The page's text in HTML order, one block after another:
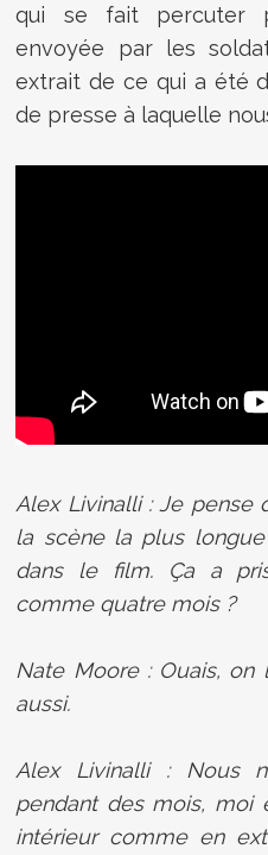
qui se fait percuter
envoyée par les
extrait de ce qui a été
de presse à laquelle
Alex Livinalli : Je pense
la scène la plus
dans le film. Ça a
comme quatre mois ?
Nate Moore : Ouais,
aussi.
Alex Livinalli : Nous
pendant des mois, moi
intérieur comme en